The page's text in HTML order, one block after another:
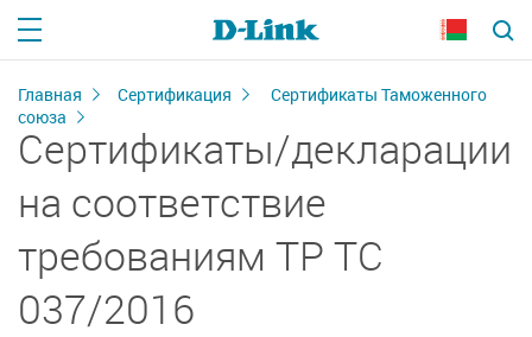
Главная Сертификация
Сертификаты Таможенного
союза
Сертификаты/декларации
на соответствие
требованиям ТР ТС
037/2016